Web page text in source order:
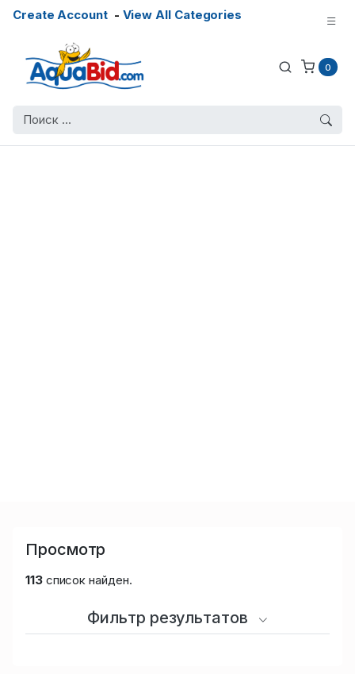
Create Account- View All Categories
0
Просмотр
113список найден.
Фильтр результатов